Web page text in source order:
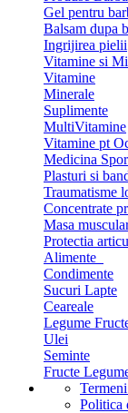
Gel pentru
Balsam dupa
Ingrijirea pielii
Vitamine si
Vitamine
Minerale
Suplimente
MultiVitamine
Vitamine pt
Medicina
Plasturi si
Traumatisme
Concentrate
Masa
Protectia
Alimente
Condimente
Sucuri Lapte
Ceareale
Legume
Ulei
Seminte
Fructe
Politica